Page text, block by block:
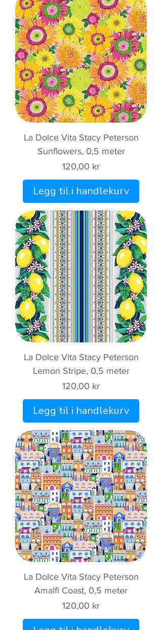
La Dolce Vita Stacy Peterson
Sunflowers, 0,5 meter
Pris
120,00 kr
Legg til i handlekurv
La Dolce Vita Stacy Peterson
Lemon Stripe, 0,5 meter
Pris
120,00 kr
Legg til i handlekurv
La Dolce Vita Stacy Peterson
Amalfi Coast, 0,5 meter
Pris
120,00 kr